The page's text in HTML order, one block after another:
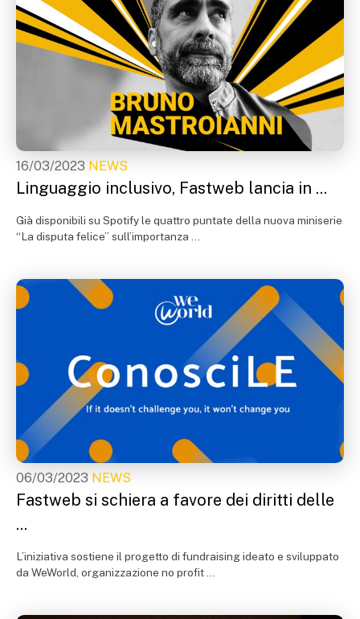
16/03/2023 NEWS
Linguaggio inclusivo, Fastweb lancia in ...
Già disponibili su Spotify le quattro puntate della nuova miniserie
“La disputa felice” sull’importanza ...
06/03/2023 NEWS
Fastweb si schiera a favore dei diritti delle
...
L’iniziativa sostiene il progetto di fundraising ideato e sviluppato
da WeWorld, organizzazione no profit ...